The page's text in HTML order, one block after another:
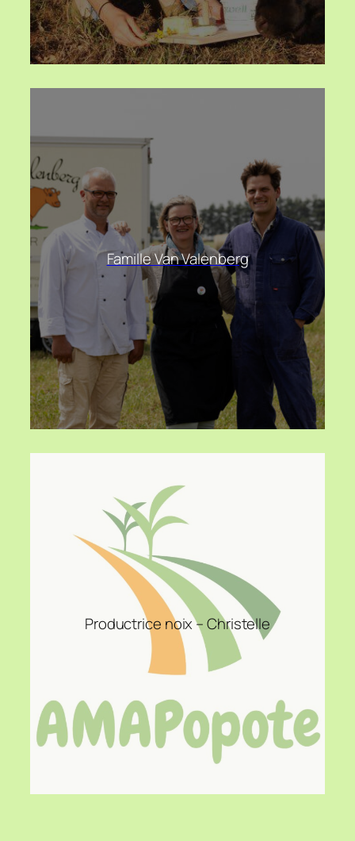
Famille Van Valenberg
Productrice noix – Christelle